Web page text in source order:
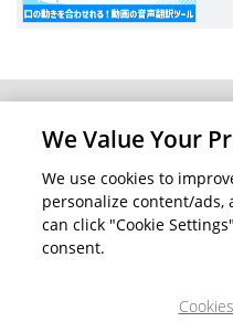
会社情報
CyberLink について
プレスルーム
パートナー
We Value Your
We use cookies to
personalize content/ads,
can click "Cookie
consent.